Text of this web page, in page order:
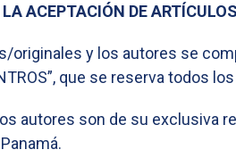
ACEPTACIÓN DE ARTÍCULOS
originales y los autores se
que se reserva todos
autores son de su exclusiva